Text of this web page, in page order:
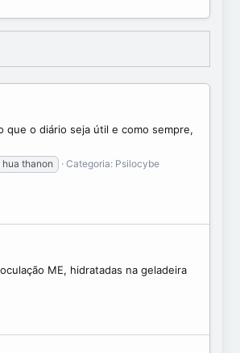
que o diário seja útil e como sempre,
thanon Categoria: Psilocybe
ME, hidratadas na geladeira